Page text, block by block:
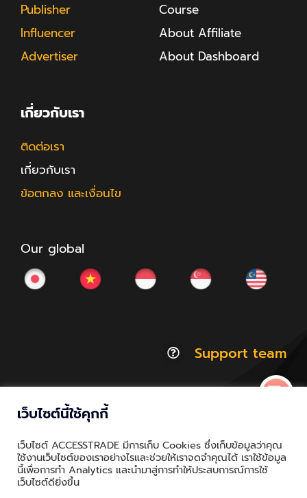
Publisher
Influencer
Advertiser
Course
About Affiliate
About Dashboard
เกี่ยวกับเรา
ติดต่อเรา
เกี่ยวกับเรา
ข้อตกลง และเงื่อนไข
Our global
Support team
Thailand.a | All Rights Reserved
Privacy & Policy | Cookie Policy
เว็บไซต์นี้ใช้คุกกี้
เว็บไซต์ ACCESSTRADE มีการเก็บ Cookies ซึ่งเก็บข้อมูลว่าคุณ
ใช้งานเว็บไซต์ของเราอย่างไรและช่วยให้เราจดจำคุณได้ เราใช้ข้อมูล
นี้เพื่อการทำ Analytics และนำมาสู่การทำให้ประสบการณ์การใช้
เว็บไซต์ดียิ่งขึ้น